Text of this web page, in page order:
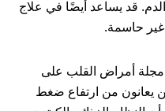
قد يساعد أيضًا في علاج
حاسمة.
أمراض القلب على
يعانون من ارتفاع ضغط